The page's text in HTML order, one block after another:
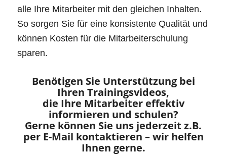
alle Ihre Mitarbeiter mit den gleichen Inhalten.
So sorgen Sie für eine konsistente Qualität und
können Kosten für die Mitarbeiterschulung
sparen.
Benötigen Sie Unterstützung bei
Ihren Trainingsvideos,
die Ihre Mitarbeiter effektiv
informieren und schulen?
Gerne können Sie uns jederzeit z.B.
per E-Mail kontaktieren – wir helfen
Ihnen gerne.